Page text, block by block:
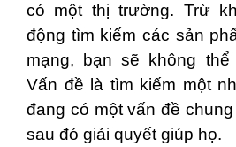
có một thị trường. Trừ
động tìm kiếm các sản
mạng, bạn sẽ không
Vấn đề là tìm kiếm một
đang có một vấn đề
sau đó giải quyết giúp họ.